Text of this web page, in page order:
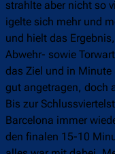
strahlte aber nicht so
igelte sich mehr und
und hielt das
Abwehr- sowie
das Ziel und in Minute
gut angetragen, doch
Bis zur
Barcelona immer
den finalen 15-10